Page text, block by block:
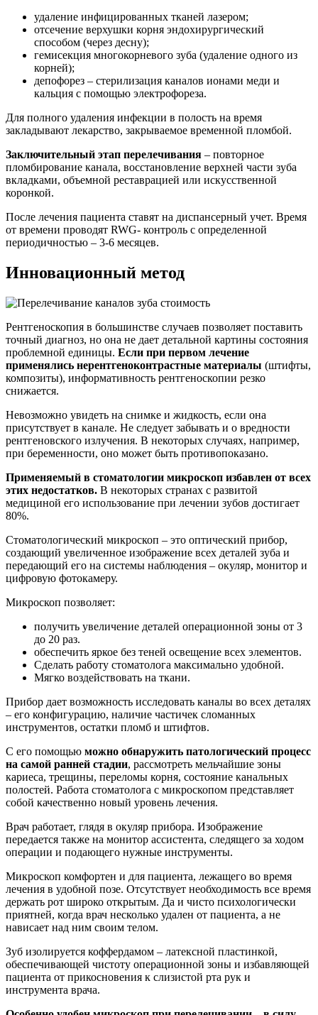
удаление инфицированных тканей лазером;
отсечение верхушки корня эндохирургический
способом (через десну);
гемисекция многокорневого зуба (удаление одного из
корней);
депофорез – стерилизация каналов ионами меди и
кальция с помощью электрофореза.
Для полного удаления инфекции в полость на время
закладывают лекарство, закрываемое временной пломбой.
Заключительный этап перелечивания – повторное
пломбирование канала, восстановление верхней части зуба
вкладками, объемной реставрацией или искусственной
коронкой.
После лечения пациента ставят на диспансерный учет. Время
от времени проводят RWG- контроль с определенной
периодичностью – 3-6 месяцев.
Инновационный метод
Рентгеноскопия в большинстве случаев позволяет поставить
точный диагноз, но она не дает детальной картины состояния
проблемной единицы. Если при первом лечение
применялись нерентгеноконтрастные материалы (штифты,
композиты), информативность рентгеноскопии резко
снижается.
Невозможно увидеть на снимке и жидкость, если она
присутствует в канале. Не следует забывать и о вредности
рентгеновского излучения. В некоторых случаях, например,
при беременности, оно может быть противопоказано.
Применяемый в стоматологии микроскоп избавлен от всех
этих недостатков. В некоторых странах с развитой
медициной его использование при лечении зубов достигает
80%.
Стоматологический микроскоп – это оптический прибор,
создающий увеличенное изображение всех деталей зуба и
передающий его на системы наблюдения – окуляр, монитор и
цифровую фотокамеру.
Микроскоп позволяет:
получить увеличение деталей операционной зоны от 3
до 20 раз.
обеспечить яркое без теней освещение всех элементов.
Сделать работу стоматолога максимально удобной.
Мягко воздействовать на ткани.
Прибор дает возможность исследовать каналы во всех деталях
– его конфигурацию, наличие частичек сломанных
инструментов, остатки пломб и штифтов.
С его помощью можно обнаружить патологический процесс
на самой ранней стадии, рассмотреть мельчайшие зоны
кариеса, трещины, переломы корня, состояние канальных
полостей. Работа стоматолога с микроскопом представляет
собой качественно новый уровень лечения.
Врач работает, глядя в окуляр прибора. Изображение
передается также на монитор ассистента, следящего за ходом
операции и подающего нужные инструменты.
Микроскоп комфортен и для пациента, лежащего во время
лечения в удобной позе. Отсутствует необходимость все время
держать рот широко открытым. Да и чисто психологически
приятней, когда врач несколько удален от пациента, а не
нависает над ним своим телом.
Зуб изолируется коффердамом – латексной пластинкой,
обеспечивающей чистоту операционной зоны и избавляющей
пациента от прикосновения к слизистой рта рук и
инструмента врача.